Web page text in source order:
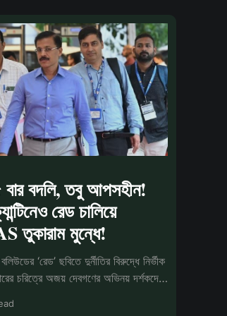
বদলি, তবু আপসহীন!
রেড চালিয়ে
তুকারাম মুন্ধে!
‘রেড’ ছবিতে দুর্নীতির বিরুদ্ধে নির্ভীক
চরিত্রে অজয় দেবগণের অভিনয় দর্শকদের